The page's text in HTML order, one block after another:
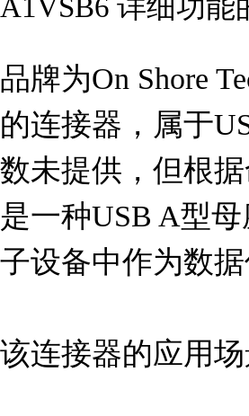
A1VSB6 详细功
品牌为On Shore
的连接器，属于
数未提供，但根
是一种USB A型
子设备中作为数
该连接器的应用